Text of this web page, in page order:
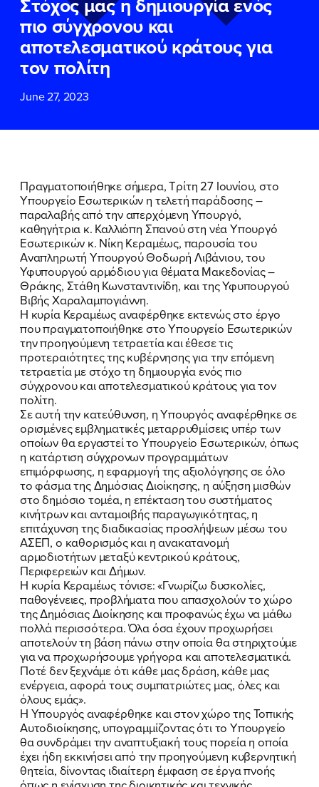
πιο σύγχρονου και
αποτελεσματικού κράτους για
τον πολίτη
June 27, 2023
Πραγματοποιήθηκε σήμερα, Τρίτη 27 Ιουνίου, στο
Υπουργείο Εσωτερικών η τελετή παράδοσης –
παραλαβής από την απερχόμενη Υπουργό,
καθηγήτρια κ. Καλλιόπη Σπανού στη νέα Υπουργό
Εσωτερικών κ. Νίκη Κεραμέως, παρουσία του
Αναπληρωτή Υπουργού Θοδωρή Λιβάνιου, του
Υφυπουργού αρμόδιου για θέματα Μακεδονίας –
Θράκης, Στάθη Κωνσταντινίδη, και της Υφυπουργού
Βιβής Χαραλαμπογιάννη.
Η κυρία Κεραμέως αναφέρθηκε εκτενώς στο έργο
που πραγματοποιήθηκε στο Υπουργείο Εσωτερικών
την προηγούμενη τετραετία και έθεσε τις
προτεραιότητες της κυβέρνησης για την επόμενη
τετραετία με στόχο τη δημιουργία ενός πιο
σύγχρονου και αποτελεσματικού κράτους για τον
πολίτη.
Σε αυτή την κατεύθυνση, η Υπουργός αναφέρθηκε σε
ορισμένες εμβληματικές μεταρρυθμίσεις υπέρ των
οποίων θα εργαστεί το Υπουργείο Εσωτερικών, όπως
η κατάρτιση σύγχρονων προγραμμάτων
επιμόρφωσης, η εφαρμογή της αξιολόγησης σε όλο
το φάσμα της Δημόσιας Διοίκησης, η αύξηση μισθών
στο δημόσιο τομέα, η επέκταση του συστήματος
κινήτρων και ανταμοιβής παραγωγικότητας, η
επιτάχυνση της διαδικασίας προσλήψεων μέσω του
ΑΣΕΠ, ο καθορισμός και η ανακατανομή
αρμοδιοτήτων μεταξύ κεντρικού κράτους,
Περιφερειών και Δήμων.
Η κυρία Κεραμέως τόνισε: «Γνωρίζω δυσκολίες,
παθογένειες, προβλήματα που απασχολούν το χώρο
της Δημόσιας Διοίκησης και προφανώς έχω να μάθω
πολλά περισσότερα. Όλα όσα έχουν προχωρήσει
αποτελούν τη βάση πάνω στην οποία θα στηριχτούμε
για να προχωρήσουμε γρήγορα και αποτελεσματικά.
Ποτέ δεν ξεχνάμε ότι κάθε μας δράση, κάθε μας
ενέργεια, αφορά τους συμπατριώτες μας, όλες και
όλους εμάς».
Η Υπουργός αναφέρθηκε και στον χώρο της Τοπικής
Αυτοδιοίκησης, υπογραμμίζοντας ότι το Υπουργείο
θα συνδράμει την αναπτυξιακή τους πορεία η οποία
έχει ήδη εκκινήσει από την προηγούμενη κυβερνητική
θητεία, δίνοντας ιδιαίτερη έμφαση σε έργα πνοής
ΕΠΙΘΕΤΟ*
ΤΗΛΕΦΩΝΟ
EMAIL
Δεδομένων και τους τους
Όρους
Χρήσηςτου δικτυακού τόπου του
Πολιτικού Γραφείου της Βουλευτού
Νίκης Κεραμέως
ΥΠΟΒΟΛΗ
ΕΠΙΘΕΤΟ*
ΤΗΛΕΦΩΝΟ
EMAIL
Δεδομένων και τους τους
Όρους
Χρήσηςτου δικτυακού τόπου του
Πολιτικού Γραφείου της Βουλευτού
Νίκης Κεραμέως
ΥΠΟΒΟΛΗ